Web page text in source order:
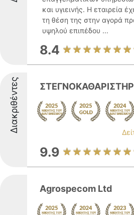
και υγιεινής. Η εταιρεία
τη θέση της στην αγορά
υψηλού επιπέδου ...
8.4
Διακριθέντες
9.9
Agrospecom Ltd